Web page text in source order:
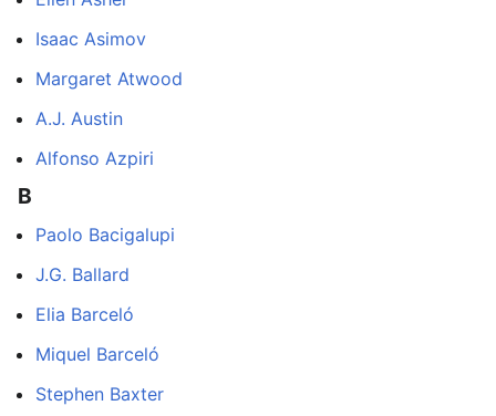
Isaac Asimov
Margaret Atwood
A.J. Austin
Alfonso Azpiri
B
Paolo Bacigalupi
J.G. Ballard
Elia Barceló
Miquel Barceló
Stephen Baxter